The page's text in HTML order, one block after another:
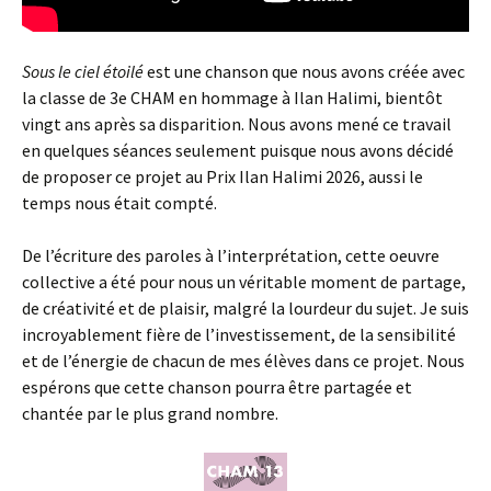
Sous le ciel étoiléest une chanson que nous avons créée avec
la classe de 3e CHAM en hommage à Ilan Halimi, bientôt
vingt ans après sa disparition. Nous avons mené ce travail
en quelques séances seulement puisque nous avons décidé
de proposer ce projet au Prix Ilan Halimi 2026, aussi le
temps nous était compté.
De l’écriture des paroles à l’interprétation, cette oeuvre
collective a été pour nous un véritable moment de partage,
de créativité et de plaisir, malgré la lourdeur du sujet. Je suis
incroyablement fière de l’investissement, de la sensibilité
et de l’énergie de chacun de mes élèves dans ce projet. Nous
espérons que cette chanson pourra être partagée et
chantée par le plus grand nombre.